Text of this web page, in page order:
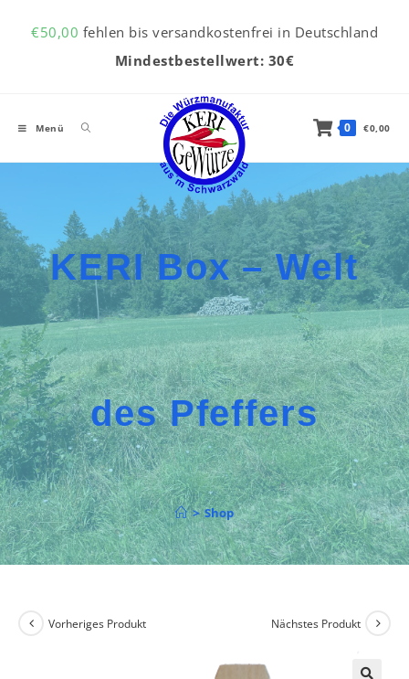
€50,00 fehlen bis versandkostenfrei in Deutschland
Mindestbestellwert: 30€
Menü 0 €0,00
KERI Box – Welt
des Pfeffers
> Shop
Vorheriges Produkt Nächstes Produkt